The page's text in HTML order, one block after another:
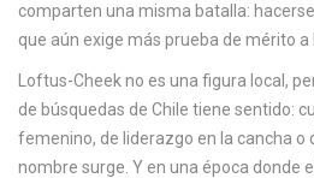
comparten una misma batalla:
que aún exige más prueba de mérito a
Loftus-Cheek no es una figura local,
de búsquedas de Chile tiene sentido:
femenino, de liderazgo en la cancha o
nombre surge. Y en una época donde